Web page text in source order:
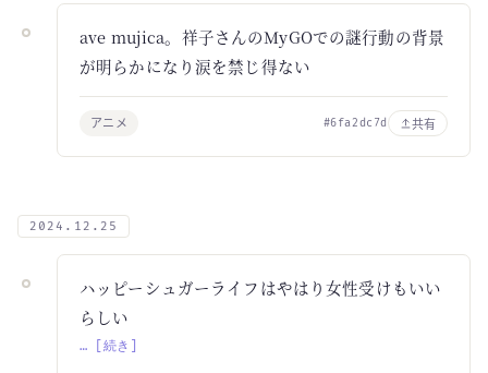
ave mujica。祥子さんのMyGOでの謎行動の背景
が明らかになり涙を禁じ得ない
アニメ #6fa2dc7d 共有
2024.12.25
ハッピーシュガーライフはやはり女性受けもいい
らしい
… [続き]